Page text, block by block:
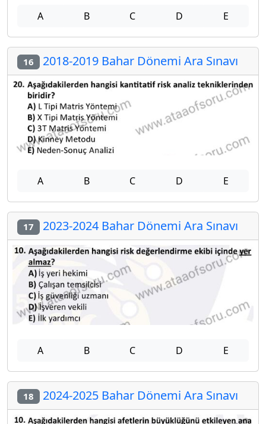
A B C D E
16 2018-2019 Bahar Dönemi Ara Sınavı
A B C D E
17 2023-2024 Bahar Dönemi Ara Sınavı
A B C D E
18 2024-2025 Bahar Dönemi Ara Sınavı